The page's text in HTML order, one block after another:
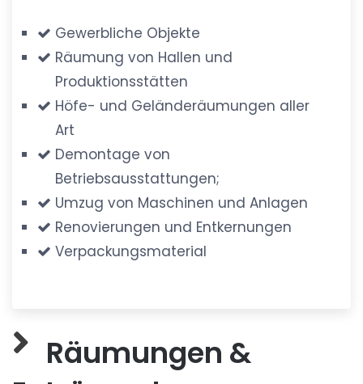
Gewerbliche Objekte
Räumung von Hallen und
Produktionsstätten
Höfe- und Geländeräumungen aller
Art
Demontage von
Betriebsausstattungen;
Umzug von Maschinen und Anlagen
Renovierungen und Entkernungen
Verpackungsmaterial
Räumungen &